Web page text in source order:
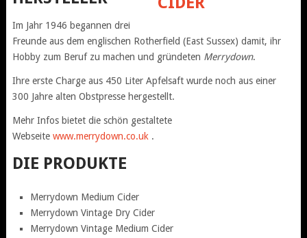
Im Jahr 1946 begannen drei
Freunde aus dem englischen Rotherfield (East Sussex) damit, ihr
Hobby zum Beruf zu machen und gründeten Merrydown.
Ihre erste Charge aus 450 Liter Apfelsaft wurde noch aus einer
300 Jahre alten Obstpresse hergestellt.
Mehr Infos bietet die schön gestaltete
Webseite www.merrydown.co.uk .
DIE PRODUKTE
Merrydown Medium Cider
Merrydown Vintage Dry Cider
Merrydown Vintage Medium Cider